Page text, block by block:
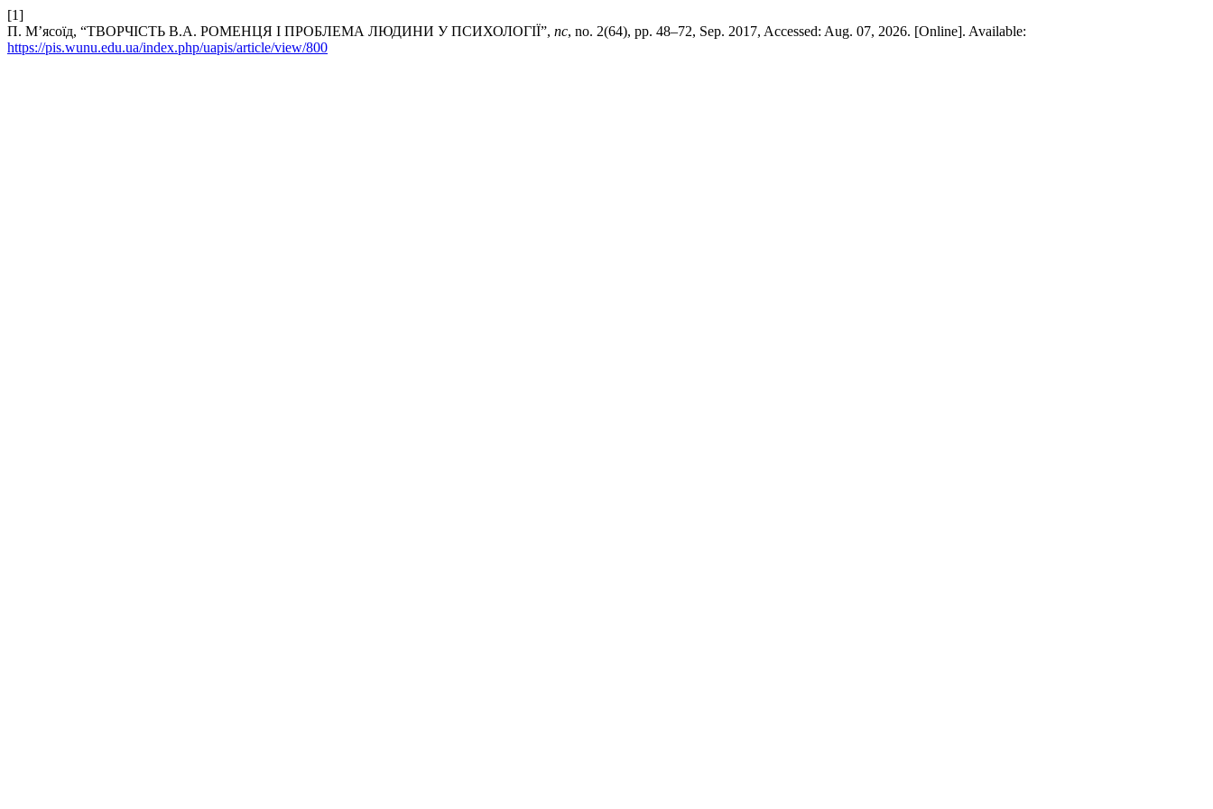
[1]
П. М’ясоїд, “ТВОРЧІСТЬ В.А. РОМЕНЦЯ І ПРОБЛЕМА ЛЮДИНИ У ПСИХОЛОГІЇ”, пс, no. 2(64), pp. 48–72, Sep. 2017, Accessed: Aug. 07, 2026. [Online]. Available:
https://pis.wunu.edu.ua/index.php/uapis/article/view/800